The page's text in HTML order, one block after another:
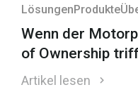
LösungenProdukte
Wenn der
of Ownership
Artikel lesen